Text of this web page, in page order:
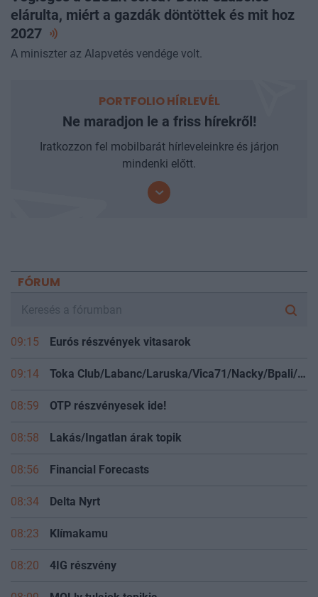
Végleges a JÉGER sorsa? Bóna Szabolcs
elárulta, miért a gazdák döntöttek és mit hoz
2027
PORTFOLIO HÍRLEVÉL
Ne maradjon le a friss hírekről!
Iratkozzon fel mobilbarát hírleveleinkre és járjon
FÓRUM